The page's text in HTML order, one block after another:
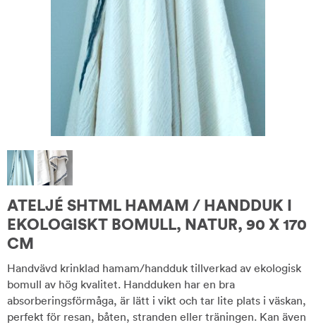
ATELJÉ SHTML HAMAM / HANDDUK I
EKOLOGISKT BOMULL, NATUR, 90 X 170
CM
Handvävd krinklad hamam/handduk tillverkad av ekologisk
bomull av hög kvalitet. Handduken har en bra
absorberingsförmåga, är lätt i vikt och tar lite plats i väskan,
perfekt för resan, båten, stranden eller träningen. Kan även